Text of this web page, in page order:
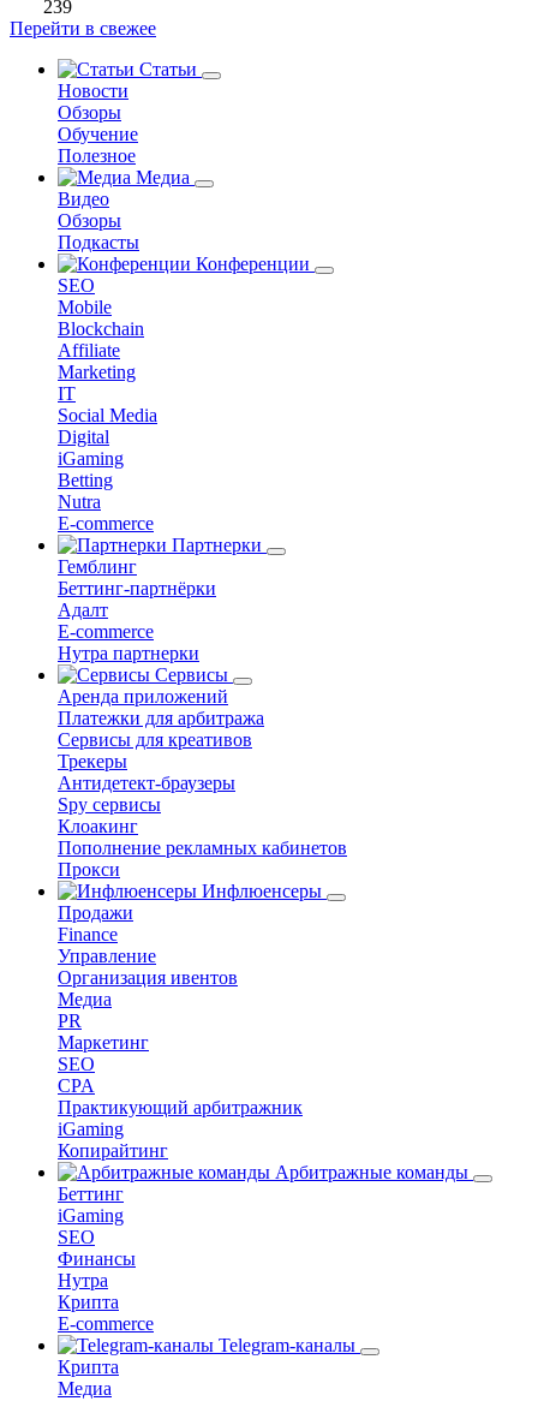
239
Перейти в свежее
Статьи
Новости
Обзоры
Обучение
Полезное
Медиа
Видео
Обзоры
Подкасты
Конференции
SEO
Mobile
Blockchain
Affiliate
Marketing
IT
Social Media
Digital
iGaming
Betting
Nutra
E-commerce
Партнерки
Гемблинг
Беттинг-партнёрки
Адалт
E-commerce
Нутра партнерки
Сервисы
Аренда приложений
Платежки для арбитража
Сервисы для креативов
Трекеры
Антидетект-браузеры
Spy сервисы
Клоакинг
Пополнение рекламных кабинетов
Прокси
Инфлюенсеры
Продажи
Finance
Управление
Организация ивентов
Медиа
PR
Маркетинг
SEO
CPA
Практикующий арбитражник
iGaming
Копирайтинг
Арбитражные команды
Беттинг
iGaming
SEO
Финансы
Нутра
Крипта
E-commerce
Telegram-каналы
Крипта
Медиа